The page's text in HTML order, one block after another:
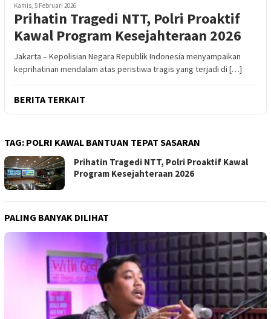
Kamis, 5 Februari 2026
Prihatin Tragedi NTT, Polri Proaktif
Kawal Program Kesejahteraan 2026
Jakarta – Kepolisian Negara Republik Indonesia menyampaikan
keprihatinan mendalam atas peristiwa tragis yang terjadi di […]
BERITA TERKAIT
TAG: POLRI KAWAL BANTUAN TEPAT SASARAN
Prihatin Tragedi NTT, Polri Proaktif Kawal
Program Kesejahteraan 2026
PALING BANYAK DILIHAT